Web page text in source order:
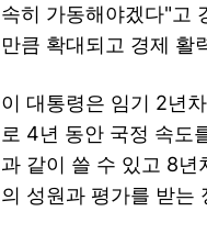
속히 가동해야겠다"고
만큼 확대되고 경제 활
이 대통령은 임기 2년
로 4년 동안 국정 속도
과 같이 쓸 수 있고 8년
의 성원과 평가를 받는